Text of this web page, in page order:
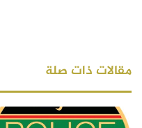
مقالات ذات صلة